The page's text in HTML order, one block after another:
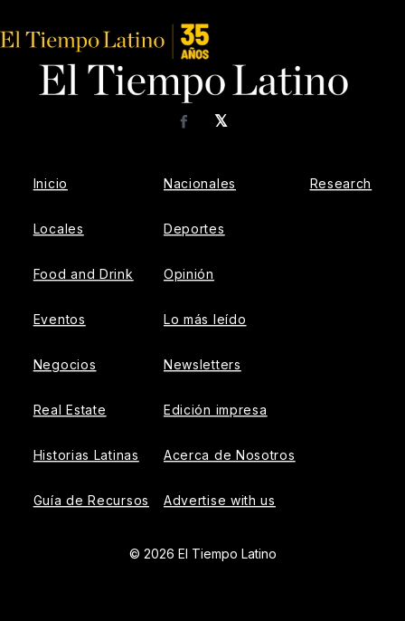
𝕏
Facebook
Inicio
Locales
Food and Drink
Eventos
Negocios
Real Estate
Historias Latinas
Guía de Recursos
Nacionales
Deportes
Opinión
Lo más leído
Newsletters
Edición impresa
Acerca de Nosotros
Advertise with us
Research
© 2026 El Tiempo Latino